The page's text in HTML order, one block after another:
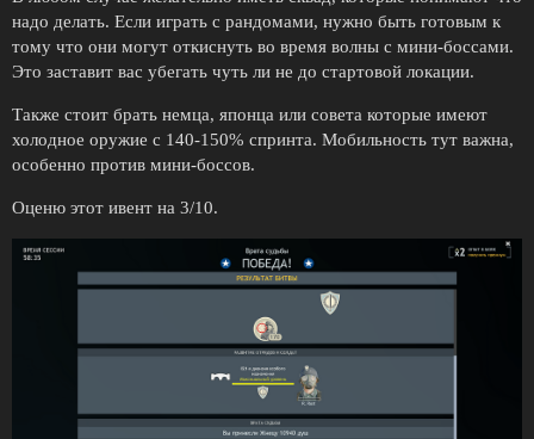
надо делать. Если играть с рандомами, нужно быть готовым к
тому что они могут откиснуть во время волны с мини-боссами.
Это заставит вас убегать чуть ли не до стартовой локации.
Также стоит брать немца, японца или совета которые имеют
холодное оружие с 140-150% спринта. Мобильность тут важна,
особенно против мини-боссов.
Оценю этот ивент на 3/10.